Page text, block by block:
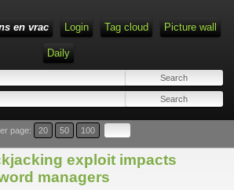
en vrac Login Tag cloud Picture wall
Daily
page: 20 50 100
exploit impacts
managers